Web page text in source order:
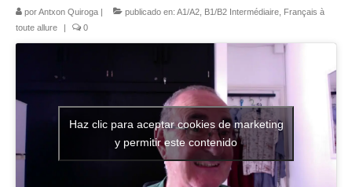
Bordeaux Tregey
porAntxon Quiroga | publicado en: A1/A2 B1/B2 Intermédiaire Français à
toute allure
| 0
Haz clic para aceptar cookies de marketing
y permitir este contenido